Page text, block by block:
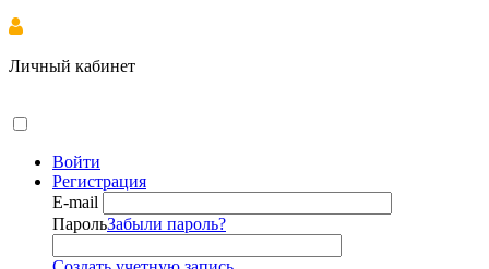
Личный кабинет
Войти
Регистрация
E-mail
ПарольЗабыли пароль?